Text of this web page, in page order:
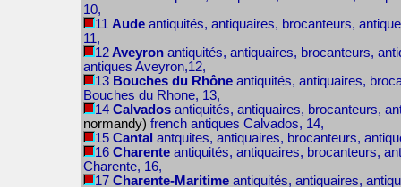
10,
11 Aude antiquités, antiquaires, brocanteurs,
11,
12Aveyron antiquités, antiquaires, brocanteurs,
antiques Aveyron,12,
13 Bouches du Rhône antiquités, antiquaires,
Bouches du Rhone, 13,
14 Calvados antiquités, antiquaires, brocanteurs,
normandy) french antiques Calvados, 14,
15Cantal antquites, antiquaires, brocanteurs,
16 Charente antiquités, antiquaires, brocanteurs,
Charente, 16,
17 Charente-Maritime antiquités, antiquaires,